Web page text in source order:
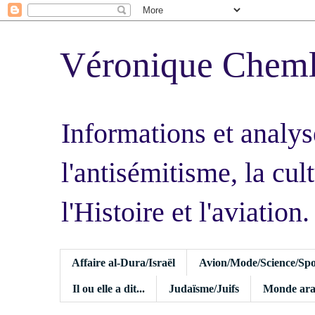
Véronique
Informations et
l'antisémitisme, la
l'Histoire et l'aviation.
Affaire al-Dura/Israël Avion/Mode/Science/
Il ou elle a dit... Judaïsme/Juifs Monde